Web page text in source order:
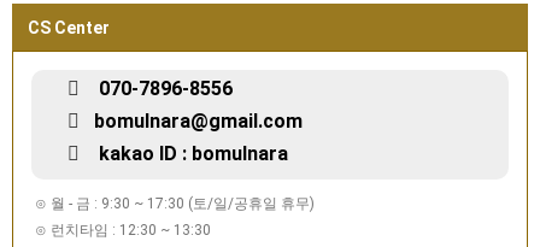
CS Center
070-7896-8556
bomulnara@gmail.com
kakao ID : bomulnara
⊙ 월 - 금 : 9:30 ~ 17:30 (토/일/공휴일 휴무)
⊙ 런치타임 : 12:30 ~ 13:30